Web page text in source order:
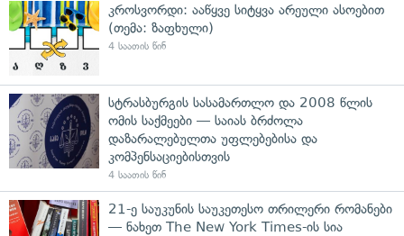
კროსვორდი: ააწყვე სიტყვა არეული ასოებით
(თემა: ზაფხული)
4 საათის წინ
სტრასბურგის სასამართლო და 2008 წლის
ომის საქმეები — საიას ბრძოლა
დაზარალებულთა უფლებებისა და
კომპენსაციებისთვის
4 საათის წინ
21-ე საუკუნის საუკეთესო თრილერი რომანები
— ნახეთ The New York Times-ის სია